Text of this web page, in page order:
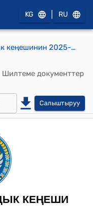
KG RU
Каныш-Кыя айылдык кеңешинин 2025-жылдын 24-сентябрындагы №23 «Жайыт жерлери категориясынан Айыл чарба багытынын айдоо жерлери категориясына которуу жөнүндө» токтому
Шилтеме документтер
Салыштыруу